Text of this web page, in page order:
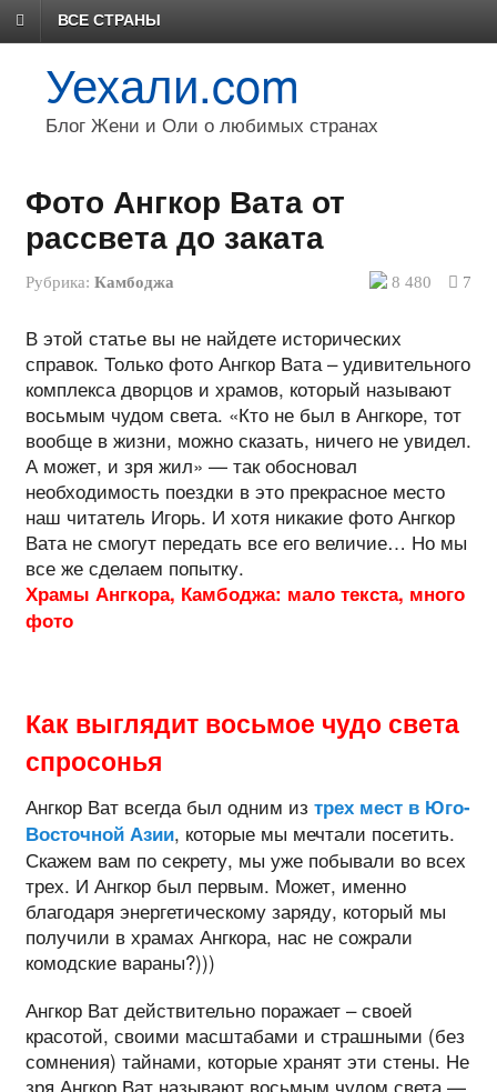
ВСЕ СТРАНЫ
Уехали.com
Блог Жени и Оли о любимых странах
Фото Ангкор Вата от
рассвета до заката
Рубрика: Камбоджа 8 480 7
В этой статье вы не найдете исторических
справок. Только фото Ангкор Вата – удивительного
комплекса дворцов и храмов, который называют
восьмым чудом света. «Кто не был в Ангкоре, тот
вообще в жизни, можно сказать, ничего не увидел.
А может, и зря жил» — так обосновал
необходимость поездки в это прекрасное место
наш читатель Игорь. И хотя никакие фото Ангкор
Вата не смогут передать все его величие… Но мы
все же сделаем попытку.
Храмы Ангкора, Камбоджа: мало текста, много
фото
Как выглядит восьмое чудо света
спросонья
Ангкор Ват всегда был одним из трех мест в Юго-
Восточной Азии, которые мы мечтали посетить.
Скажем вам по секрету, мы уже побывали во всех
трех. И Ангкор был первым. Может, именно
благодаря энергетическому заряду, который мы
получили в храмах Ангкора, нас не сожрали
комодские вараны?)))
Ангкор Ват действительно поражает – своей
красотой, своими масштабами и страшными (без
сомнения) тайнами, которые хранят эти стены. Не
зря Ангкор Ват называют восьмым чудом света —